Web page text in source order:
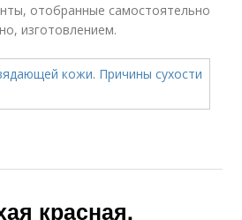
отобранные самостоятельно
изготовлением.
красная.